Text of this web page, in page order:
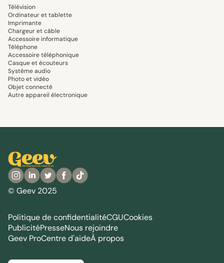
Télévision
Ordinateur et tablette
Imprimante
Chargeur et câble
Accessoire informatique
Téléphone
Accessoire téléphonique
Casque et écouteurs
Système audio
Photo et vidéo
Objet connecté
Autre appareil électronique
© Geev 2025
Politique de confidentialitéCGUCookies
PublicitéPresseNous rejoindre
Geev ProCentre d'aideÀ propos